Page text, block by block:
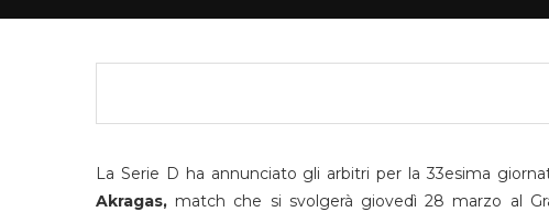
La Serie D ha annunciato gli arbitri per la 33esima
Akragas, match che si svolgerà giovedì 28 marzo al